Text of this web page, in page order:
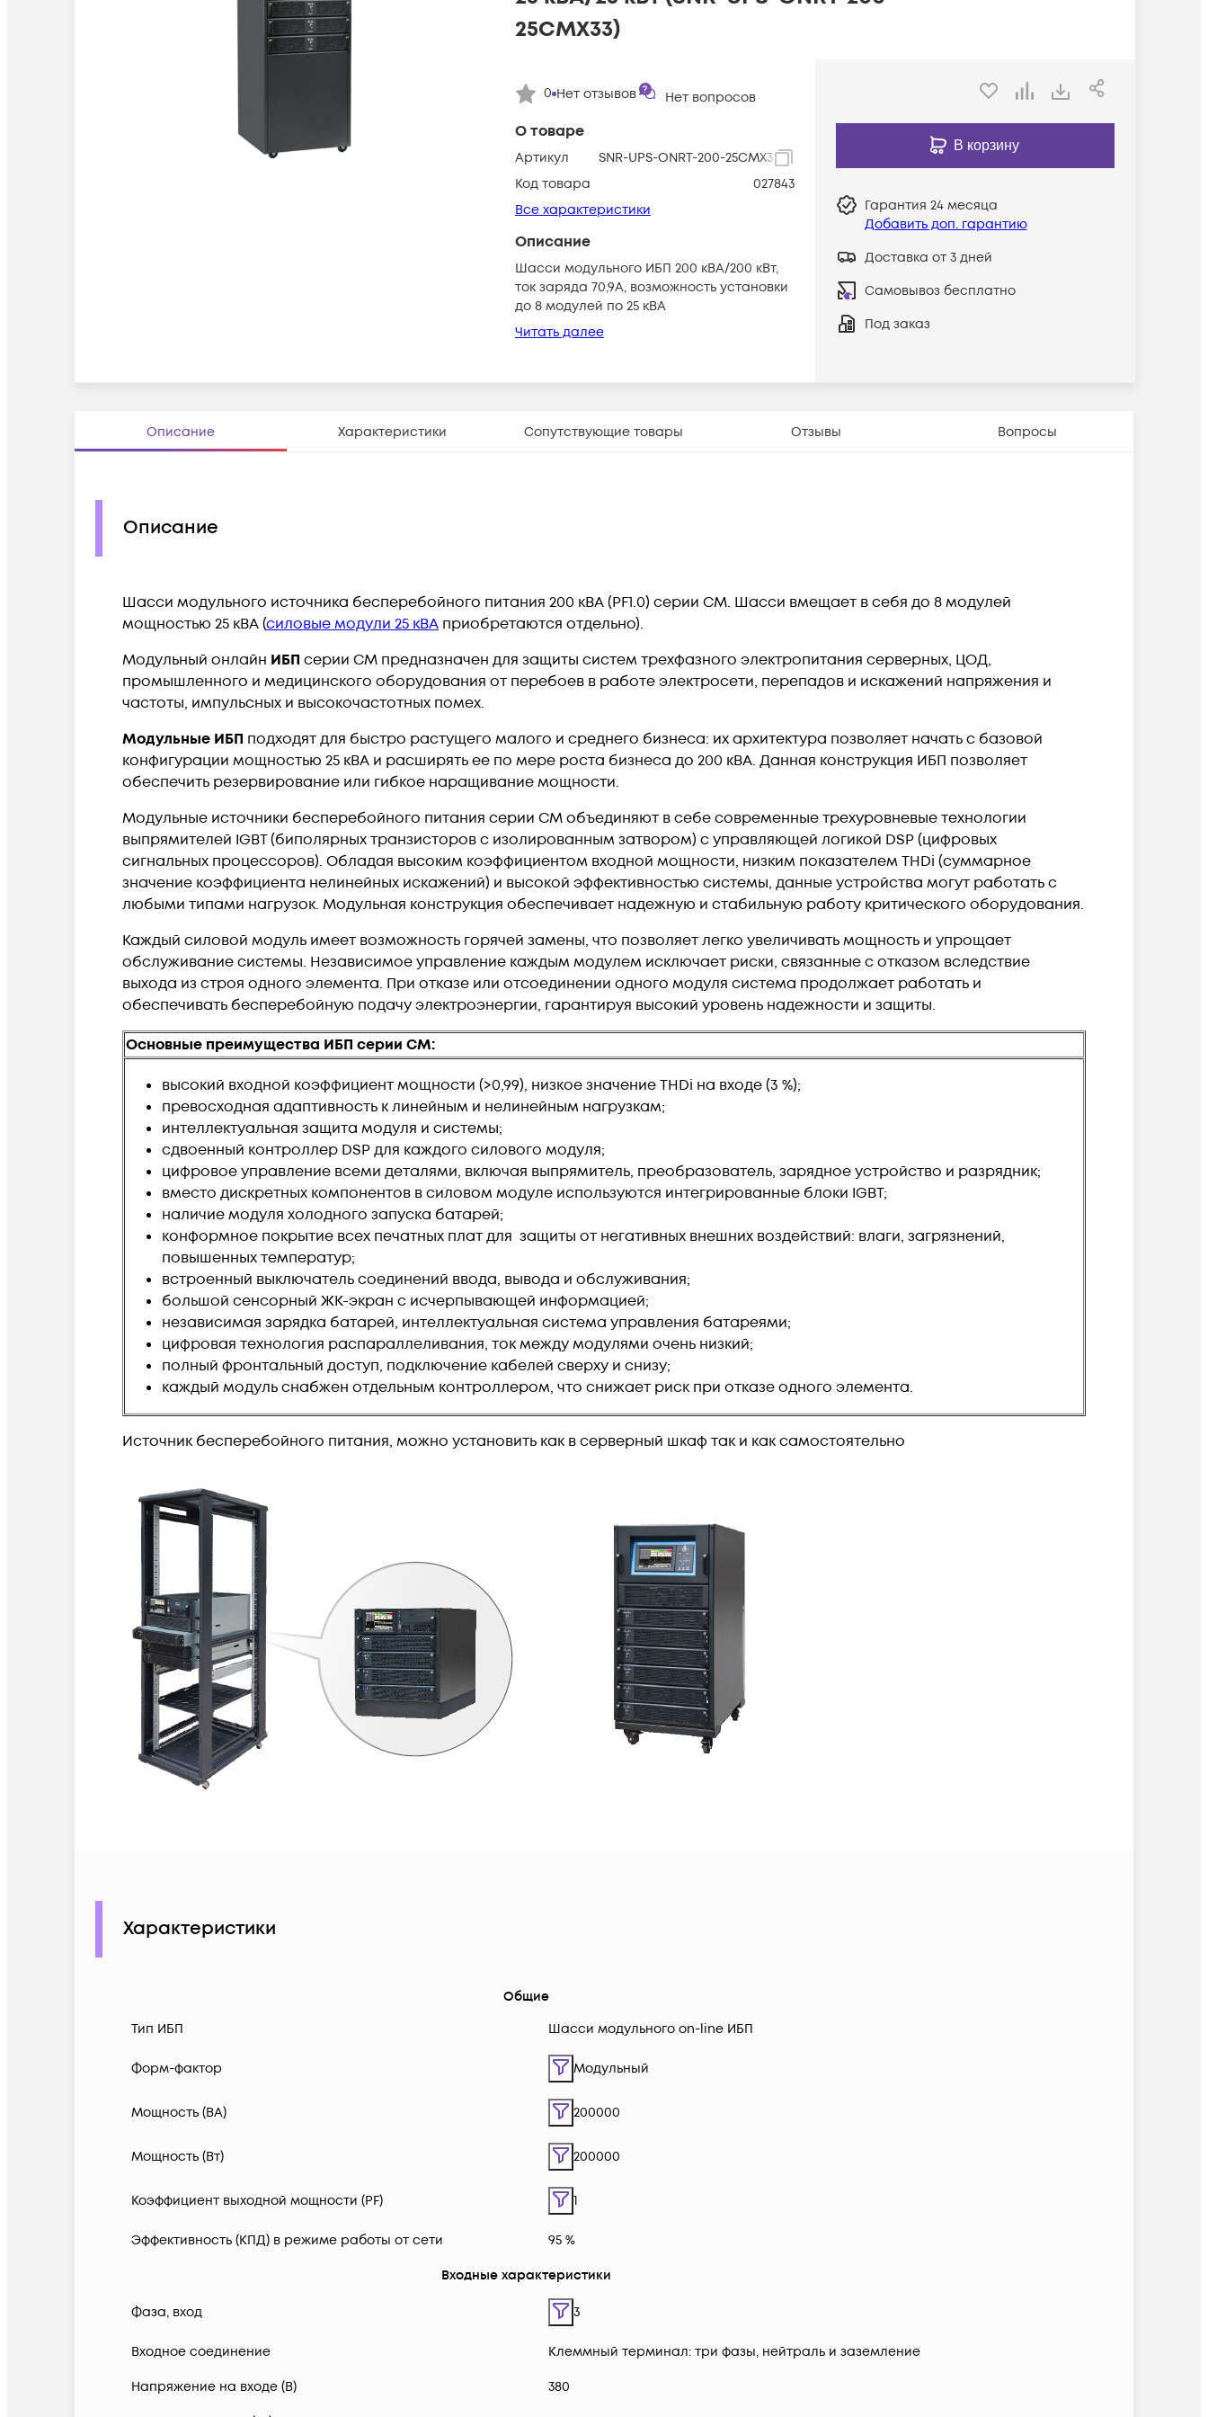
О товаре
Артикул
SNR-UPS-ONRT-200-25CMX33
Код товара
027843
Все характеристики
Описание
Шасси модульного ИБП 200 кВА/200 кВт,
ток заряда 70,9А, возможность установки
до 8 модулей по 25 кВА
Читать далее
25CMX33)
0 Нет отзывов Нет вопросов
В корзину
Гарантия 24 месяца
Добавить доп. гарантию
Доставка от 3 дней
Самовывоз бесплатно
Под заказ
Описание Характеристики Сопутствующие товары Отзывы Вопросы
Описание
Шасси модульного источника бесперебойного питания 200 кВА (PF1.0) серии CM. Шасси вмещает в себя до 8 модулей
мощностью 25 кВА (силовые модули 25 кВА приобретаются отдельно).
Модульный онлайн ИБП серии CM предназначен для защиты систем трехфазного электропитания серверных, ЦОД,
промышленного и медицинского оборудования от перебоев в работе электросети, перепадов и искажений напряжения и
частоты, импульсных и высокочастотных помех.
Модульные ИБП подходят для быстро растущего малого и среднего бизнеса: их архитектура позволяет начать с базовой
конфигурации мощностью 25 кВА и расширять ее по мере роста бизнеса до 200 кВА. Данная конструкция ИБП позволяет
обеспечить резервирование или гибкое наращивание мощности.
Модульные источники бесперебойного питания серии СM объединяют в себе современные трехуровневые технологии
выпрямителей IGBT (биполярных транзисторов с изолированным затвором) с управляющей логикой DSP (цифровых
сигнальных процессоров). Обладая высоким коэффициентом входной мощности, низким показателем THDi (суммарное
значение коэффициента нелинейных искажений) и высокой эффективностью системы, данные устройства могут работать с
любыми типами нагрузок. Модульная конструкция обеспечивает надежную и стабильную работу критического оборудования.
Каждый силовой модуль имеет возможность горячей замены, что позволяет легко увеличивать мощность и упрощает
обслуживание системы. Независимое управление каждым модулем исключает риски, связанные с отказом вследствие
выхода из строя одного элемента. При отказе или отсоединении одного модуля система продолжает работать и
обеспечивать бесперебойную подачу электроэнергии, гарантируя высокий уровень надежности и защиты.
Основные преимущества ИБП серии CM:
высокий входной коэффициент мощности (>0,99), низкое значение THDi на входе (3 %);
превосходная адаптивность к линейным и нелинейным нагрузкам;
интеллектуальная защита модуля и системы;
сдвоенный контроллер DSP для каждого силового модуля;
цифровое управление всеми деталями, включая выпрямитель, преобразователь, зарядное устройство и разрядник;
вместо дискретных компонентов в силовом модуле используются интегрированные блоки IGBT;
наличие модуля холодного запуска батарей;
конформное покрытие всех печатных плат для защиты от негативных внешних воздействий: влаги, загрязнений,
повышенных температур;
встроенный выключатель соединений ввода, вывода и обслуживания;
большой сенсорный ЖК-экран с исчерпывающей информацией;
независимая зарядка батарей, интеллектуальная система управления батареями;
цифровая технология распараллеливания, ток между модулями очень низкий;
полный фронтальный доступ, подключение кабелей сверху и снизу;
каждый модуль снабжен отдельным контроллером, что снижает риск при отказе одного элемента.
Источник бесперебойного питания, можно установить как в серверный шкаф так и как самостоятельно
Характеристики
Общие
Тип ИБП
Шасси модульного on-line ИБП
Форм-фактор Модульный
Мощность (ВА) 200000
Мощность (Вт) 200000
Коэффициент выходной мощности (PF) 1
Эффективность (КПД) в режиме работы от сети 95 %
Входные характеристики
Фаза, вход 3
Входное соединение Клеммный терминал: три фазы, нейтраль и заземление
Напряжение на входе (В) 380